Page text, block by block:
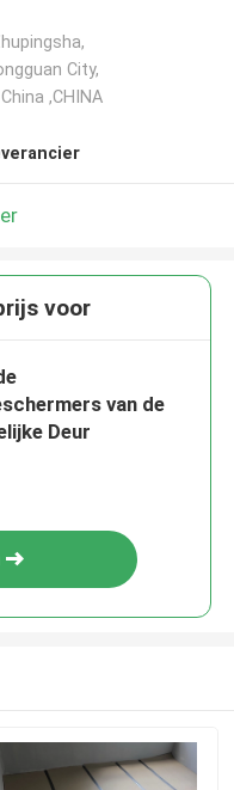
City,
,CHINA
voor
van de
Deur